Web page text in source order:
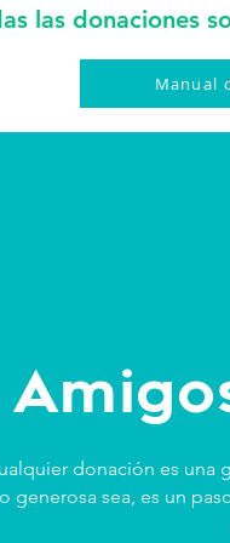
las donaciones
Manual
donación es una
o generosa sea, es un